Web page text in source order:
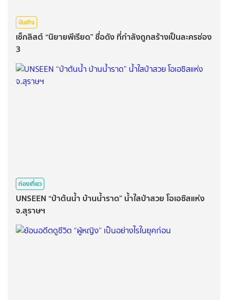
บันเทิง
เช็กลิสต์ “นิยายพีเรียด” ชื่อดัง ที่กำลังถูกสร้างเป็นละครช่อง
3
ท่องเที่ยว
UNSEEN “ป่าต้นน้ำ บ้านน้ำราด” น้ำใสป่าสวย โอเอซิสแห่ง
จ.สุราษฯ